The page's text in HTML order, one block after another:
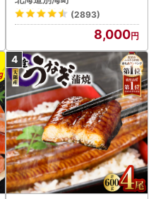
ことが出来かねます。ご注意
せ先】
祭日は休みになります。
問い合わせ先】
冷凍 ）
(2893)
8,000